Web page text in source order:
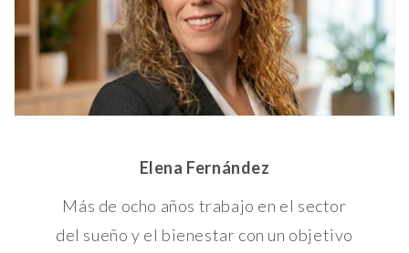
Elena Fernández
Más de ocho años trabajo en el sector
del sueño y el bienestar con un objetivo